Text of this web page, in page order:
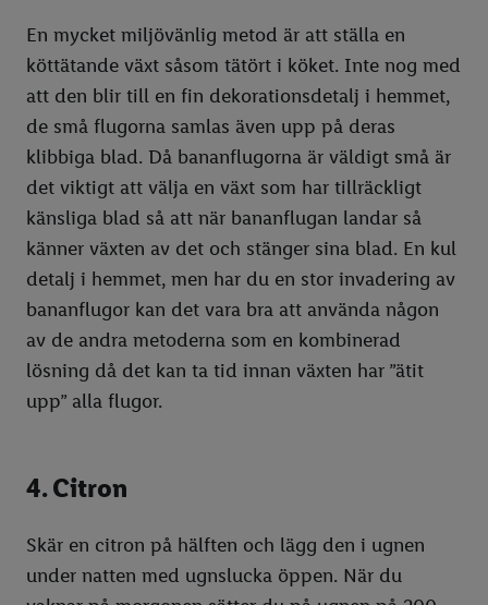
En mycket miljövänlig metod är att ställa en
köttätande växt såsom tätört i köket. Inte nog med
att den blir till en fin dekorationsdetalj i hemmet,
de små flugorna samlas även upp på deras
klibbiga blad. Då bananflugorna är väldigt små är
det viktigt att välja en växt som har tillräckligt
känsliga blad så att när bananflugan landar så
känner växten av det och stänger sina blad. En kul
detalj i hemmet, men har du en stor invadering av
bananflugor kan det vara bra att använda någon
av de andra metoderna som en kombinerad
lösning då det kan ta tid innan växten har ”ätit
upp” alla flugor.
4. Citron
Skär en citron på hälften och lägg den i ugnen
under natten med ugnslucka öppen. När du